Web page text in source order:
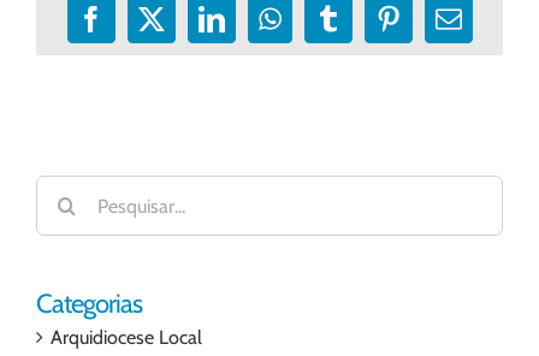
Facebook
X LinkedInWhatsApp
TumblrPinterest
E-
Buscar
resultados
para:
Categorias
Arquidiocese Local